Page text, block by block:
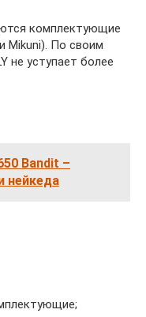
комплектующие
Mikuni). По своим
не уступает более
Bandit –
нейкеда